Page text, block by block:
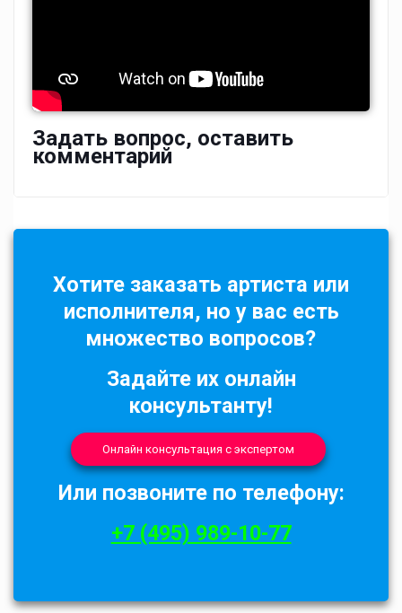
Задать вопрос, оставить
комментарий
Хотите заказать артиста или
исполнителя, но у вас есть
множество вопросов?
Задайте их онлайн
консультанту!
Онлайн консультация с экспертом
Или позвоните по телефону:
+7 (495) 989-10-77